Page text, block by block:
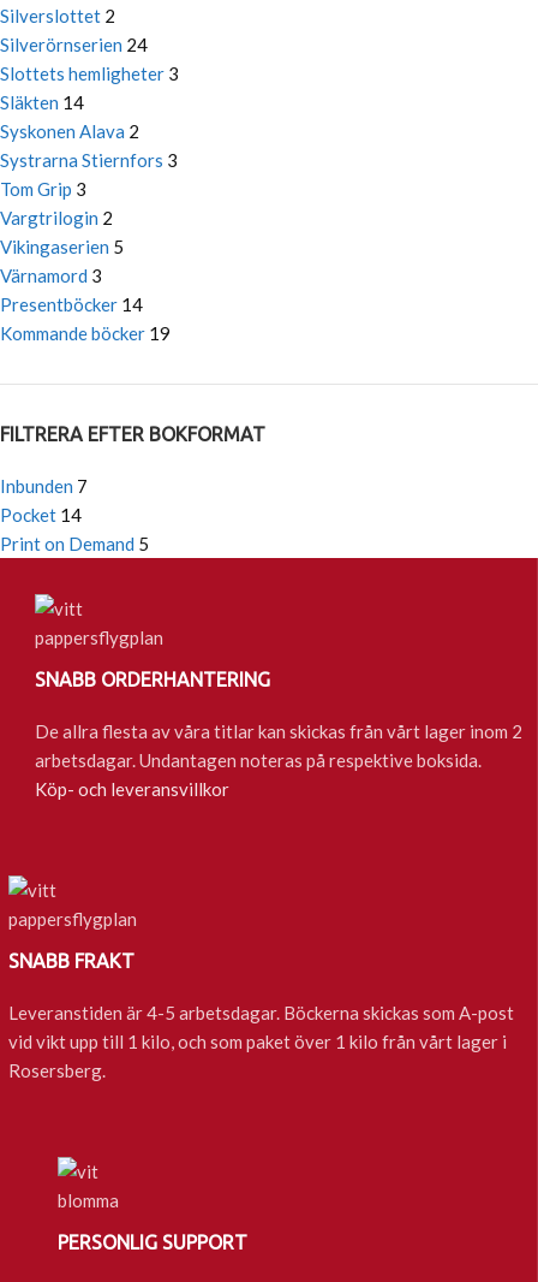
Silverslottet 2
Silverörnserien 24
Slottets hemligheter 3
Släkten 14
Syskonen Alava 2
Systrarna Stiernfors 3
Tom Grip 3
Vargtrilogin 2
Vikingaserien 5
Värnamord 3
Presentböcker 14
Kommande böcker 19
FILTRERA EFTER BOKFORMAT
Inbunden 7
Pocket 14
Print on Demand 5
SNABB ORDERHANTERING
De allra flesta av våra titlar kan skickas från vårt lager inom 2
arbetsdagar. Undantagen noteras på respektive boksida.
Köp- och leveransvillkor
SNABB FRAKT
Leveranstiden är 4-5 arbetsdagar. Böckerna skickas som A-post
vid vikt upp till 1 kilo, och som paket över 1 kilo från vårt lager i
Rosersberg.
PERSONLIG SUPPORT